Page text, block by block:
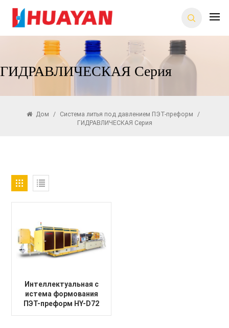
ГИДРАВЛИЧЕСКАЯ Серия
Дом / Система литья под давлением ПЭТ-преформ
/
ГИДРАВЛИЧЕСКАЯ Серия
Интеллектуальная с
истема формования
ПЭТ-преформ HY-D72